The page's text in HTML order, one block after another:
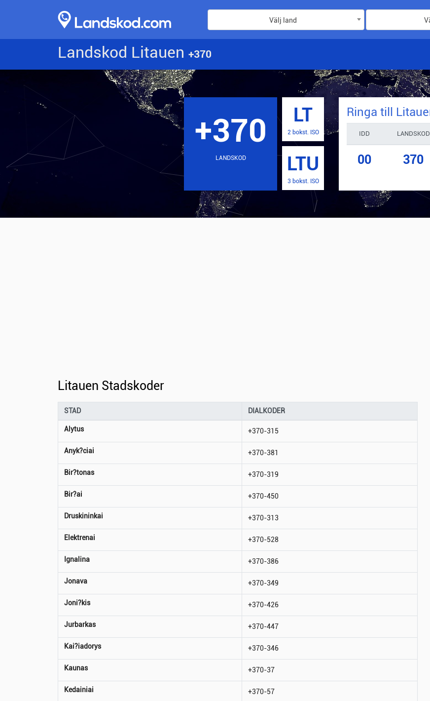
Välj land
Landskod Litauen +370
+370
LANDSKOD
LT
2 bokst. ISO
LTU
3 bokst. ISO
Ringa till
IDD LANDSKOD
00 370
Litauen Stadskoder
STAD DIALKODER
Alytus +370-315
Anyk?ciai +370-381
Bir?tonas +370-319
Bir?ai +370-450
Druskininkai +370-313
Elektrenai +370-528
Ignalina +370-386
Jonava +370-349
Joni?kis +370-426
Jurbarkas +370-447
Kai?iadorys +370-346
Kaunas +370-37
Kedainiai +370-57